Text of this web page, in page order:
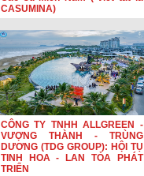
CASUMINA)
CÔNG TY TNHH ALLGREEN -
VƯỢNG THÀNH - TRÙNG
DƯƠNG (TDG GROUP): HỘI TỤ
TINH HOA - LAN TỎA PHÁT
TRIỂN